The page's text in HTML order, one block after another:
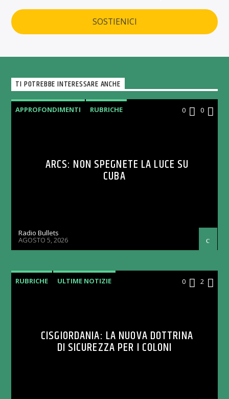
SOSTIENICI
TI POTREBBE INTERESSARE ANCHE
APPROFONDIMENTI RUBRICHE 0 0
ARCS: NON SPEGNETE LA LUCE SU
CUBA
Radio Bullets
AGOSTO 5, 2026
RUBRICHE ULTIME NOTIZIE 0 2
CISGIORDANIA: LA NUOVA DOTTRINA
DI SICUREZZA PER I COLONI